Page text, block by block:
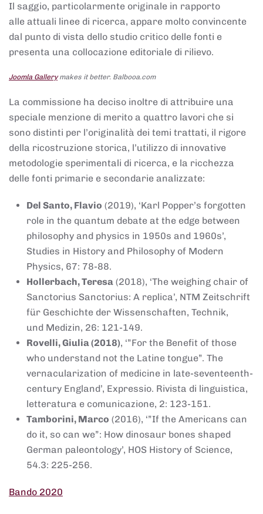
Il saggio, particolarmente originale in rapporto
alle attuali linee di ricerca, appare molto convincente
dal punto di vista dello studio critico delle fonti e
presenta una collocazione editoriale di rilievo.
Joomla Gallerymakes it better. Balbooa.com
La commissione ha deciso inoltre di attribuire una
speciale menzione di merito a quattro lavori che si
sono distinti per l’originalità dei temi trattati, il rigore
della ricostruzione storica, l’utilizzo di innovative
metodologie sperimentali di ricerca, e la ricchezza
delle fonti primarie e secondarie analizzate:
Del Santo, Flavio (2019), ‘Karl Popper’s forgotten
role in the quantum debate at the edge between
philosophy and physics in 1950s and 1960s’,
Studies in History and Philosophy of Modern
Physics, 67: 78-88.
Hollerbach, Teresa (2018), ‘The weighing chair of
Sanctorius Sanctorius: A replica’, NTM Zeitschrift
für Geschichte der Wissenschaften, Technik,
und Medizin, 26: 121-149.
Rovelli, Giulia (2018), ‘”For the Benefit of those
who understand not the Latine tongue”. The
vernacularization of medicine in late-seventeenth-
century England’, Expressio. Rivista di linguistica,
letteratura e comunicazione, 2: 123-151.
Tamborini, Marco (2016), ‘”If the Americans can
do it, so can we”: How dinosaur bones shaped
German paleontology’, HOS History of Science,
54.3: 225-256.
Bando 2020